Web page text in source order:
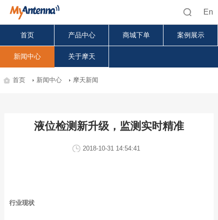
En
首页 产品中心 商城下单 案例展示
新闻中心 关于摩天
首页 新闻中心 摩天新闻
液位检测新升级，监测实时精准
2018-10-31 14:54:41
行业现状